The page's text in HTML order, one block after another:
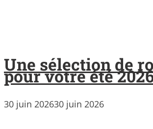
Une sélection de
pour votre été
30 juin 202630 juin 2026